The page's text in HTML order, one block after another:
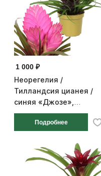
1 000 ₽
Неорегелия /
Тилландсия цианея /
синяя «Джозе»,
диаметр горшка 9 см,
высота 25 см
Подробнее